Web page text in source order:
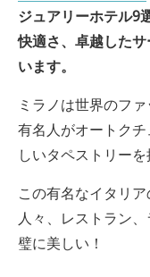
ジュアリーホテル9
快適さ、卓越した
います。
ミラノは世界のフ
有名人がオートク
しいタペストリー
この有名なイタリ
人々、レストラン
璧に美しい！